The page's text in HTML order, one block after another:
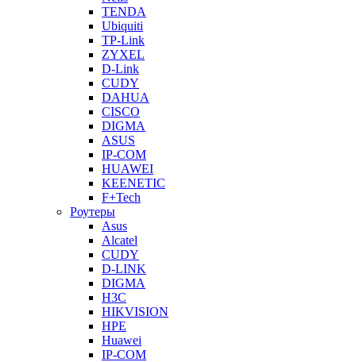
TENDA
Ubiquiti
TP-Link
ZYXEL
D-Link
CUDY
DAHUA
CISCO
DIGMA
ASUS
IP-COM
HUAWEI
KEENETIC
F+Tech
Роутеры
Asus
Alcatel
CUDY
D-LINK
DIGMA
H3C
HIKVISION
HPE
Huawei
IP-COM